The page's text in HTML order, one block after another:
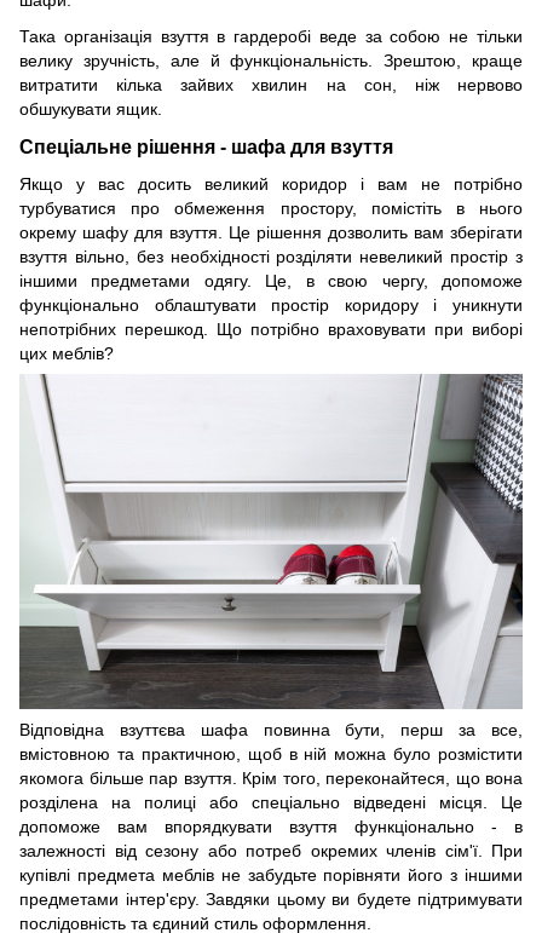
Така організація взуття в гардеробі веде за собою не тільки
велику зручність, але й функціональність. Зрештою, краще
витратити кілька зайвих хвилин на сон, ніж нервово
обшукувати ящик.
Спеціальне рішення - шафа для взуття
Якщо у вас досить великий коридор і вам не потрібно
турбуватися про обмеження простору, помістіть в нього
окрему шафу для взуття. Це рішення дозволить вам зберігати
взуття вільно, без необхідності розділяти невеликий простір з
іншими предметами одягу. Це, в свою чергу, допоможе
функціонально облаштувати простір коридору і уникнути
непотрібних перешкод. Що потрібно враховувати при виборі
цих меблів?
Відповідна взуттєва шафа повинна бути, перш за все,
вмістовною та практичною, щоб в ній можна було розмістити
якомога більше пар взуття. Крім того, переконайтеся, що вона
розділена на полиці або спеціально відведені місця. Це
допоможе вам впорядкувати взуття функціонально - в
залежності від сезону або потреб окремих членів сім'ї. При
купівлі предмета меблів не забудьте порівняти його з іншими
предметами інтер'єру. Завдяки цьому ви будете підтримувати
послідовність та єдиний стиль оформлення.